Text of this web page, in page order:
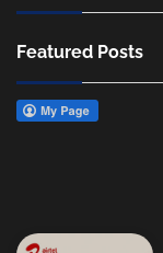
Featured Posts